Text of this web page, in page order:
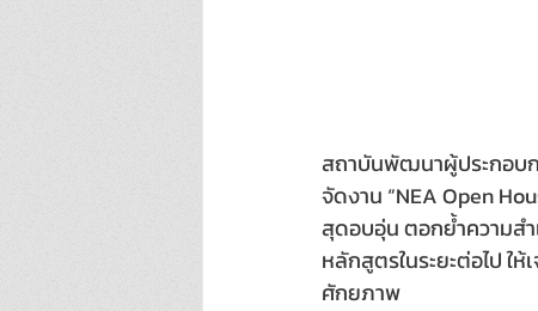
สถาบันพัฒนาผู้ประกอบก
จัดงาน “NEA Open
สุดอบอุ่น ตอกย้ำความส
หลักสูตรในระยะต่อไป ใ
ศักยภาพ